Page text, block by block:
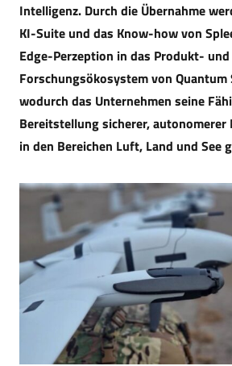
Intelligenz. Durch die Übernahme
KI-Suite und das Know-how von
Edge-Perzeption in das Produkt- und
Forschungsökosystem von
wodurch das Unternehmen seine
Bereitstellung sicherer,
in den Bereichen Luft, Land und See